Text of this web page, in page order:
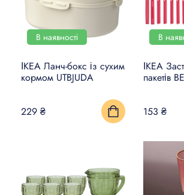
В наявності
ІКЕА Ланч-бокс із сухим
кормом UTBJUDA
229 ₴
В
ІКЕА
пакетів
153 ₴